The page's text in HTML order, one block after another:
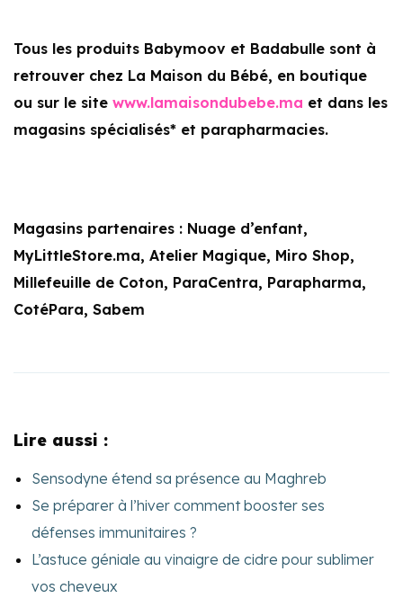
Tous les produits Babymoov et Badabulle sont à
retrouver chez La Maison du Bébé, en boutique
ou sur le site www.lamaisondubebe.ma et dans les
magasins spécialisés* et parapharmacies.
Magasins partenaires : Nuage d’enfant,
MyLittleStore.ma, Atelier Magique, Miro Shop,
Millefeuille de Coton, ParaCentra, Parapharma,
CotéPara, Sabem
Lire aussi :
Sensodyne étend sa présence au Maghreb
Se préparer à l’hiver comment booster ses
défenses immunitaires ?
L’astuce géniale au vinaigre de cidre pour sublimer
vos cheveux